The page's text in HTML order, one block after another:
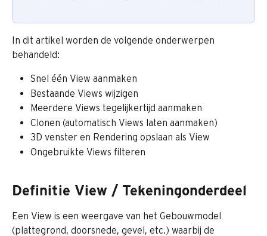
In dit artikel worden de volgende onderwerpen
behandeld:
Snel één View aanmaken
Bestaande Views wijzigen
Meerdere Views tegelijkertijd aanmaken
Clonen (automatisch Views laten aanmaken)
3D venster en Rendering opslaan als View
Ongebruikte Views filteren
Definitie View / Tekeningonderdeel
Een View is een weergave van het Gebouwmodel
(plattegrond, doorsnede, gevel, etc.) waarbij de